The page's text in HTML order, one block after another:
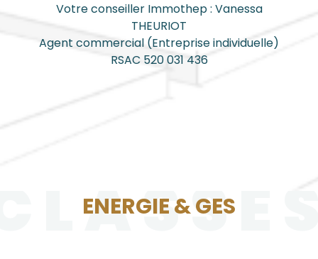
Votre conseiller Immothep : Vanessa
THEURIOT
Agent commercial (Entreprise individuelle)
RSAC 520 031 436
ENERGIE & GES